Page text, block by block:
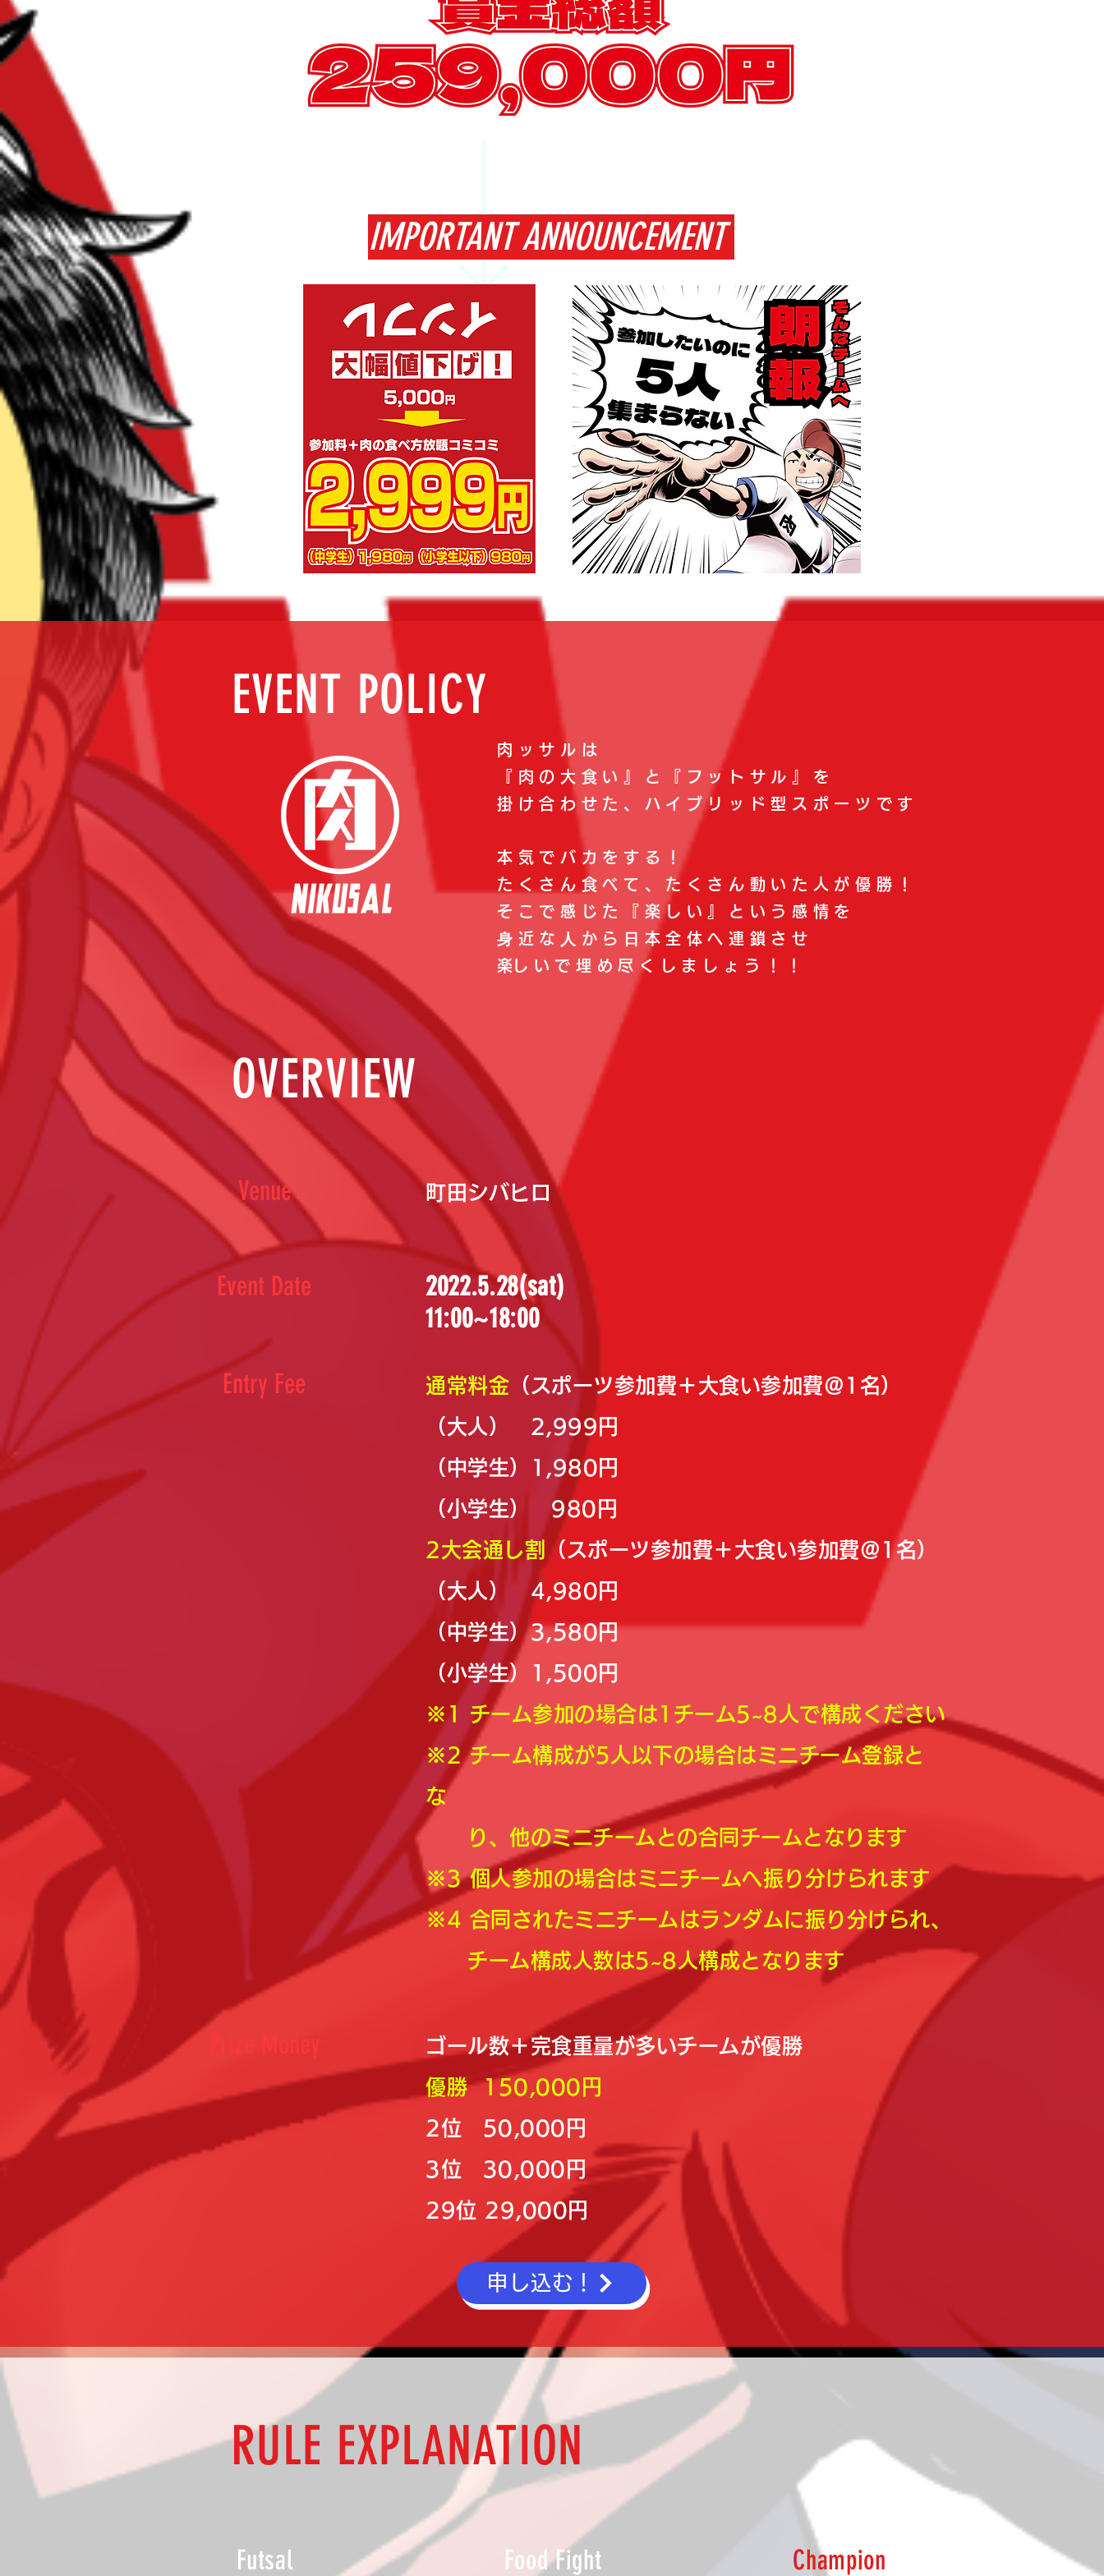
IMPORTANT ANNOUNCEMENT
EVENT POLICY
肉ッサルは
『肉の大食い』と『フットサル』を
掛け合わせた、ハイブリッド型スポーツです
本気でバカをする！
たくさん食べて、たくさん動いた人が優勝！
そこで感じた『楽しい』という感情を
⾝近な⼈から⽇本全体へ連鎖させ
​楽しいで埋め尽くしましょう！！
OVERVIEW
Venue
Event Date
Entry Fee
町田シバヒロ
2022.5.28(sat)
11:00~18:00
通常料金 （スポーツ参加費＋大食い参加費＠1名）
（大人） 2,999円
（中学生）1,980円
（小学生） 980円
2大会通し割 （スポーツ参加費＋大食い参加費＠1名）
（大人） 4,980円
（中学生）3,580円
（小学生）1,500 円
※1 チーム参加の場合は1チーム5~8人で構成ください
※2 チーム構成が5人以下の場合はミニチーム登録と
な
り、他のミニチームとの合同チームとなります
​※3 個人参加の場合はミニチームへ振り分けられます
※4 合同されたミニチームはランダムに振り分けられ、
チーム構成人数は5~8人構成となります
ゴール数＋完食重量が多いチームが優勝
優勝 150,000円
2位 50,000円
3位 30,000円
29位 29,000円
申し込む！
RULE EXPLANATION
Futsal Food Fight Champion